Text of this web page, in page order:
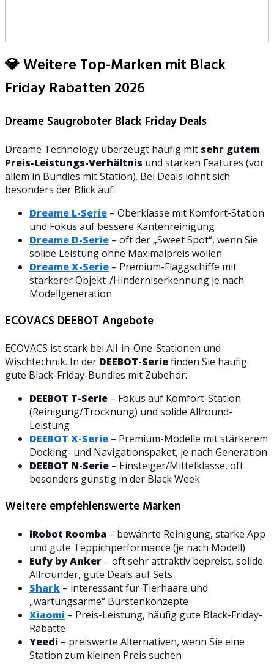
💎 Weitere Top-Marken mit Black
Friday Rabatten 2026
Dreame Saugroboter Black Friday Deals
Dreame Technology überzeugt häufig mit sehr gutem
Preis-Leistungs-Verhältnis und starken Features (vor
allem in Bundles mit Station). Bei Deals lohnt sich
besonders der Blick auf:
Dreame L-Serie – Oberklasse mit Komfort-Station
und Fokus auf bessere Kantenreinigung
Dreame D-Serie – oft der „Sweet Spot“, wenn Sie
solide Leistung ohne Maximalpreis wollen
Dreame X-Serie – Premium-Flaggschiffe mit
stärkerer Objekt-/Hinderniserkennung je nach
Modellgeneration
ECOVACS DEEBOT Angebote
ECOVACS ist stark bei All-in-One-Stationen und
Wischtechnik. In der DEEBOT-Seriefinden Sie häufig
gute Black-Friday-Bundles mit Zubehör:
DEEBOT T-Serie – Fokus auf Komfort-Station
(Reinigung/Trocknung) und solide Allround-
Leistung
DEEBOT X-Serie – Premium-Modelle mit stärkerem
Docking- und Navigationspaket, je nach Generation
DEEBOT N-Serie – Einsteiger/Mittelklasse, oft
besonders günstig in der Black Week
Weitere empfehlenswerte Marken
iRobot Roomba – bewährte Reinigung, starke App
und gute Teppichperformance (je nach Modell)
Eufy by Anker – oft sehr attraktiv bepreist, solide
Allrounder, gute Deals auf Sets
Shark – interessant für Tierhaare und
„wartungsarme“ Bürstenkonzepte
Xiaomi – Preis-Leistung, häufig gute Black-Friday-
Rabatte
Yeedi – preiswerte Alternativen, wenn Sie eine
Station zum kleinen Preis suchen